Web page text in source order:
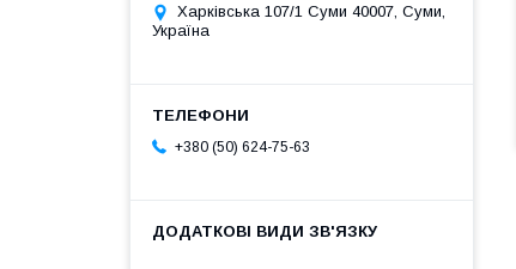
Харківська 107/1 Суми 40007, Суми,
Україна
+380 (50) 624-75-63